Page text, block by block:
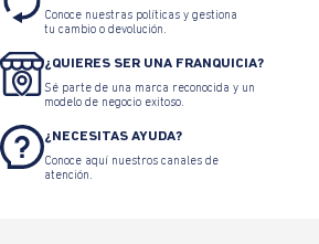
Conoce nuestras políticas y gestiona
tu cambio o devolución.
¿QUIERES SER UNA FRANQUICIA?
Sé parte de una marca reconocida y un
modelo de negocio exitoso.
¿NECESITAS AYUDA?
Conoce aquí nuestros canales de
atención.